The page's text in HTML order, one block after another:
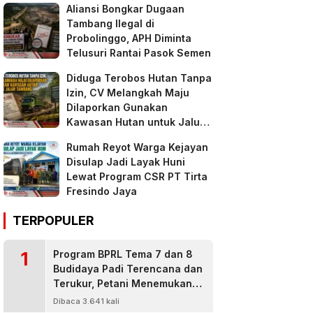
Aliansi Bongkar Dugaan
Tambang Ilegal di
Probolinggo, APH Diminta
Telusuri Rantai Pasok Semen
Diduga Terobos Hutan Tanpa
Izin, CV Melangkah Maju
Dilaporkan Gunakan
Kawasan Hutan untuk Jalur
Rumah Reyot Warga Kejayan
Disulap Jadi Layak Huni
Lewat Program CSR PT Tirta
Fresindo Jaya
TERPOPULER
1
Program BPRL Tema 7 dan 8
Budidaya Padi Terencana dan
Terukur, Petani Menemukan
Penanggulangan Hama
Dibaca 3.641 kali